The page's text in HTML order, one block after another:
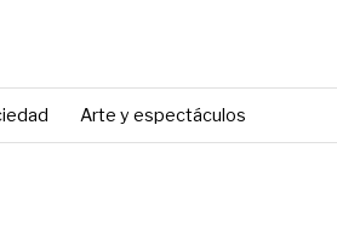
Arte y espectáculos